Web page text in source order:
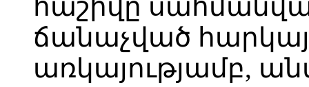
հաշիվը
ճանաչված
առկայությամբ,